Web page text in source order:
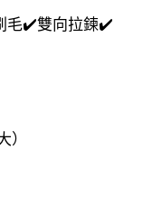
毛✔️雙向拉鍊✔️
）